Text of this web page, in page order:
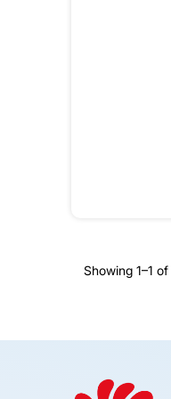
Showing 1–1 of